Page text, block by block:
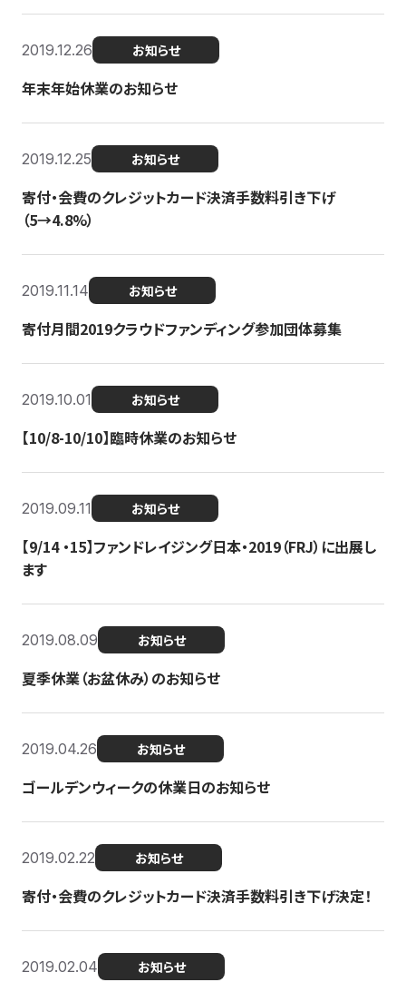
2019.12.26 お知らせ
年末年始休業のお知らせ
2019.12.25 お知らせ
寄付・会費のクレジットカード決済手数料引き下げ
（5→4.8%）
2019.11.14 お知らせ
寄付月間2019クラウドファンディング参加団体募集
2019.10.01 お知らせ
【10/8-10/10】臨時休業のお知らせ
2019.09.11 お知らせ
【9/14 ・15】ファンドレイジング日本・2019（FRJ）に出展し
ます
2019.08.09 お知らせ
夏季休業（お盆休み）のお知らせ
2019.04.26 お知らせ
ゴールデンウィークの休業日のお知らせ
2019.02.22 お知らせ
寄付・会費のクレジットカード決済手数料引き下げ決定！
2019.02.04 お知らせ